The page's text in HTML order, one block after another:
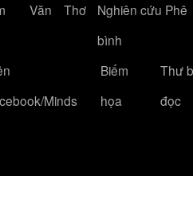
Văn Thơ
Nghiên cứu Phê
bình
Minds
Biếm
họa
Thư
đọc